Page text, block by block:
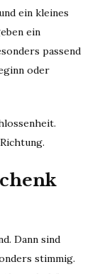
ein kleines
ein
passend
oder
Dann sind
stimmig.